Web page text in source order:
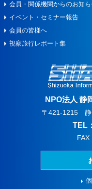
会員・関係機関からのお知
イベント・セミナー報告
会員の皆様へ
視察旅⾏レポート集
NPO法人 静
〒421-1215 静
TEL